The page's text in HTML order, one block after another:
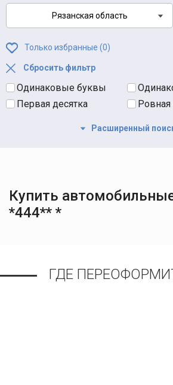
Рязанская область
Только избранные (0)
Сбросить фильтр
Одинаковые буквы
Первая десятка
Ровная
Расширенный
Купить
*444** *
ГДЕ